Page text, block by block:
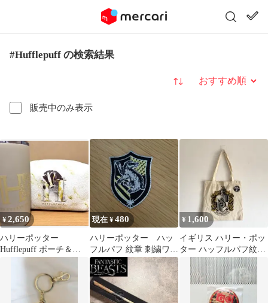
#Hufflepuff の検索結果
販売中のみ表示
並び替え
¥2,650
ハリーポッター
Hufflepuff ポーチ＆タ
現在 ¥480
ハリーポッター ハッ
フルパフ 紋章 刺繍ワッ
ペン
¥ 1,600
イギリス ハリー・ポッ
ター ハッフルパフ紋章
エコバッグ トートバッ
グ 古着